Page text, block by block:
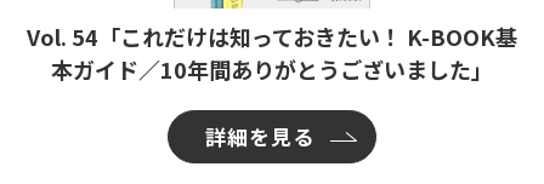
Vol. 54「これだけは知っておきたい！ K-BOOK基
本ガイド／10年間ありがとうございました」
詳細を見る